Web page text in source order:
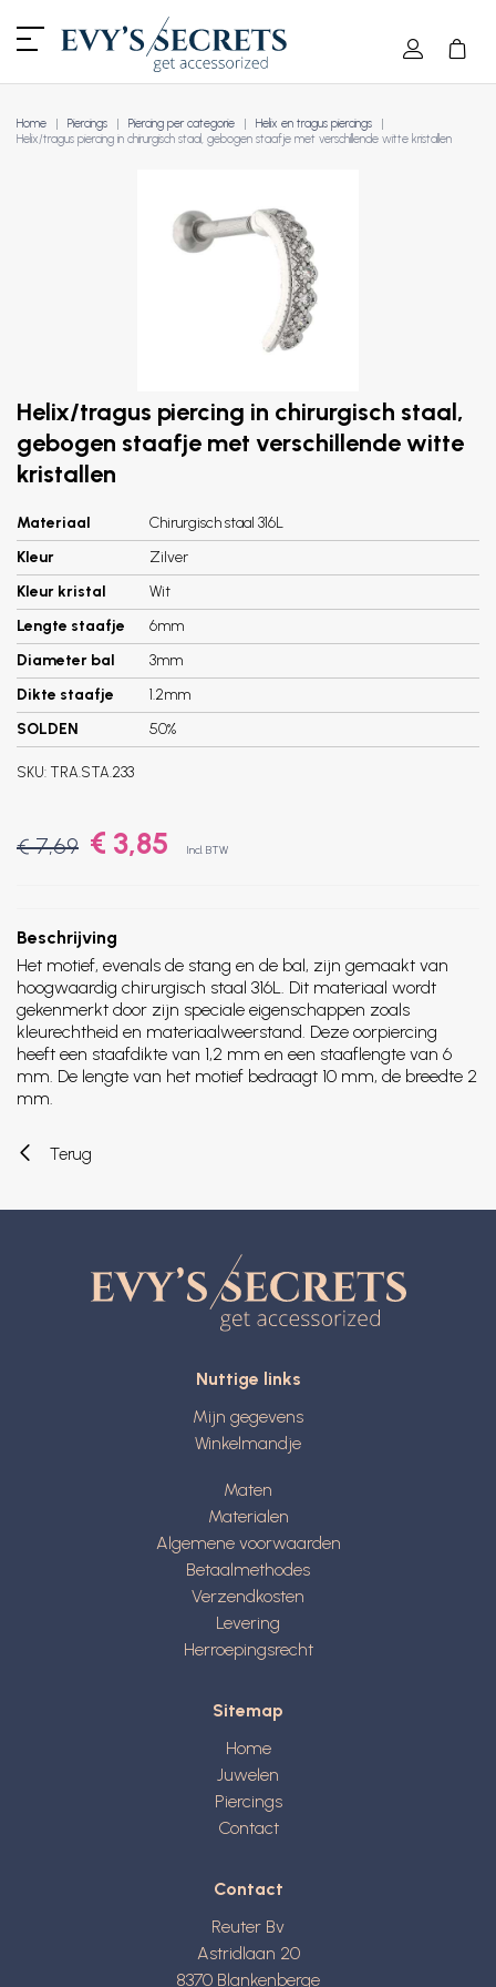
Home Piercings Piercing per categorie
Helix en tragus piercings
Helix/tragus piercing in chirurgisch staal, gebogen staafje met verschillende witte kristallen
Helix/tragus piercing in chirurgisch staal,
gebogen staafje met verschillende witte
kristallen
Materiaal
Chirurgisch staal 316L
Kleur
Zilver
Kleur kristal
Wit
Lengte staafje
6mm
Diameter bal
3mm
Dikte staafje
1.2mm
SOLDEN
50%
SKU: TRA.STA.233
€ 7,69 € 3,85 Incl. BTW
Beschrijving
Het motief, evenals de stang en de bal, zijn gemaakt van
hoogwaardig chirurgisch staal 316L. Dit materiaal wordt
gekenmerkt door zijn speciale eigenschappen zoals
kleurechtheid en materiaalweerstand. Deze oorpiercing
heeft een staafdikte van 1,2 mm en een staaflengte van 6
mm. De lengte van het motief bedraagt 10 mm, de breedte 2
mm.
Terug
Nuttige links
Mijn gegevens
Winkelmandje
Maten
Materialen
Algemene voorwaarden
Betaalmethodes
Verzendkosten
Levering
Herroepingsrecht
Sitemap
Home
Juwelen
Piercings
Contact
Contact
Reuter Bv
Astridlaan 20
8370 Blankenberge